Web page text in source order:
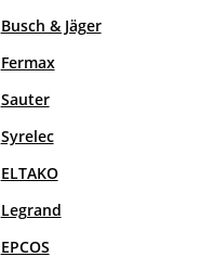
Busch & Jäger
Fermax
Sauter
Syrelec
ELTAKO
Legrand
EPCOS